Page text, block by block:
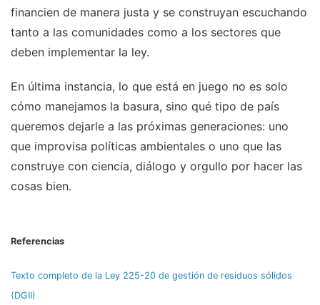
financien de manera justa y se construyan escuchando
tanto a las comunidades como a los sectores que
deben implementar la ley.
En última instancia, lo que está en juego no es solo
cómo manejamos la basura, sino qué tipo de país
queremos dejarle a las próximas generaciones: uno
que improvisa políticas ambientales o uno que las
construye con ciencia, diálogo y orgullo por hacer las
cosas bien.
Referencias
Texto completo de la Ley 225-20 de gestión de residuos sólidos
(DGII)